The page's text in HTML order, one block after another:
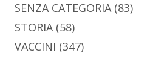
SENZA CATEGORIA(83)
STORIA(58)
VACCINI (347)